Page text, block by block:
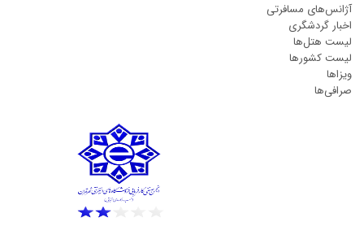
آژانس‌های مسافرتی
اخبار گردشگری
لیست هتل‌ها
لیست کشورها
ویزاها
صرافی‌ها